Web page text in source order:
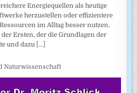
Energiequellen als heutige
herzustellen oder effizientere
im Alltag besser nutzen.
Ersten, der die Grundlagen der
und dazu [...]
Naturwissenschaft